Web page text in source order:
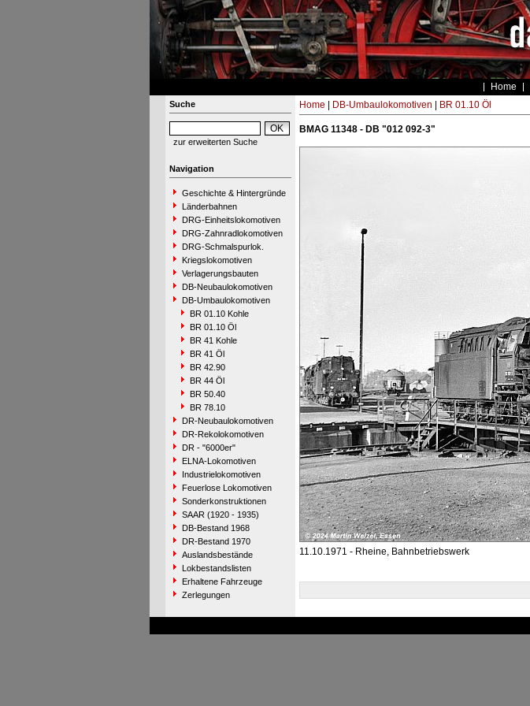
Home
Suche
zur erweiterten Suche
Navigation
Geschichte & Hintergründe
Länderbahnen
DRG-Einheitslokomotiven
DRG-Zahnradlokomotiven
DRG-Schmalspurlok.
Kriegslokomotiven
Verlagerungsbauten
DB-Neubaulokomotiven
DB-Umbaulokomotiven
BR 01.10 Kohle
BR 01.10 Öl
BR 41 Kohle
BR 41 Öl
BR 42.90
BR 44 Öl
BR 50.40
BR 78.10
DR-Neubaulokomotiven
DR-Rekolokomotiven
DR - "6000er"
ELNA-Lokomotiven
Industrielokomotiven
Feuerlose Lokomotiven
Sonderkonstruktionen
SAAR (1920 - 1935)
DB-Bestand 1968
DR-Bestand 1970
Auslandsbestände
Lokbestandslisten
Erhaltene Fahrzeuge
Zerlegungen
Home DB-Umbaulokomotiven BR 01.10 Öl
BMAG 11348 - DB "012 092-3"
11.10.1971 - Rheine, Bahnbetriebswerk